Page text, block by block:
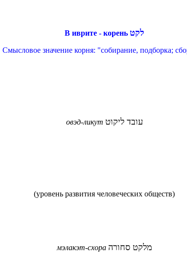
В иврите - корень לקט
Смысловое значение корня: "собирание, подборка;
овэд-ликут עובד ליקוט
(уровень развития человеческих обществ)
мэлакэт-схора מלקט סחורה